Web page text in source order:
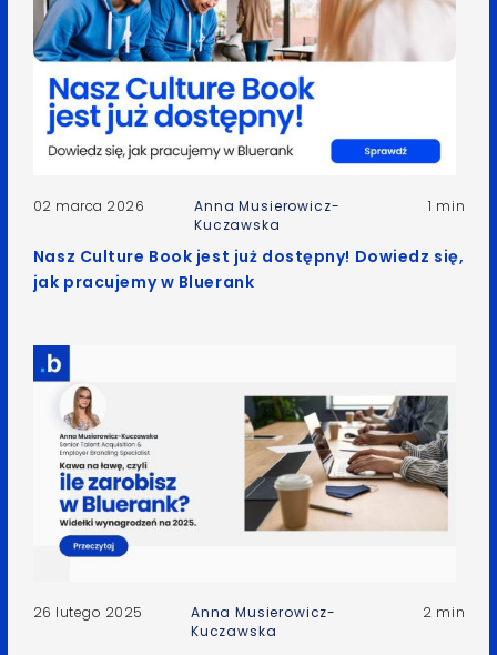
02 marca 2026
Anna Musierowicz-
Kuczawska
1 min
Nasz Culture Book jest już dostępny! Dowiedz się,
jak pracujemy w Bluerank
26 lutego 2025
Anna Musierowicz-
Kuczawska
2 min